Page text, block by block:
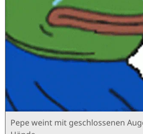
Pepe weint mit geschlossenen